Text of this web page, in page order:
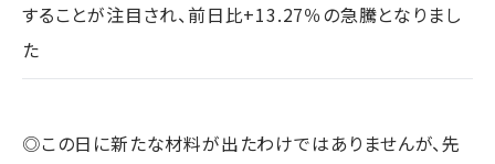
することが注目され、前日比+13.27％の急騰となりまし
た
◎この日に新たな材料が出たわけではありませんが、先